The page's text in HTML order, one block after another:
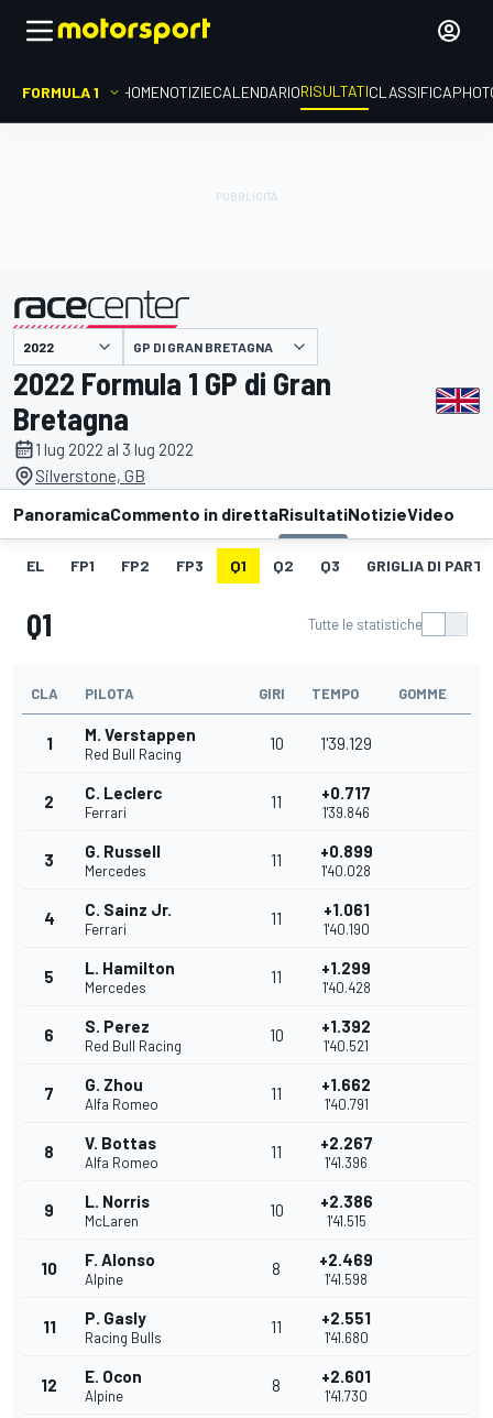
FORMULA 1 HOMENOTIZIECALENDARIORISULTATICLASSIFICA
presentato da GP DI GRAN BRETAGNA
2022 Formula 1 GP di Gran
Bretagna
1 lug 2022 al 3 lug 2022
Silverstone, GB
PanoramicaCommento in direttaRisultatiNotizieVideo
EL FP1 FP2 FP3 Q1 Q2 Q3 GRIGLIA DI
Q1 Tutte le statistiche
CLA PILOTA GIRI TEMPO GOMME
1 M. Verstappen
Red Bull Racing
10 1'39.129
2 C. Leclerc
Ferrari
11 +0.717
1'39.846
3 G. Russell
Mercedes
11 +0.899
1'40.028
4 C. Sainz Jr.
Ferrari
11 +1.061
1'40.190
5 L. Hamilton
Mercedes
11 +1.299
1'40.428
6 S. Perez
Red Bull Racing
10 +1.392
1'40.521
7 G. Zhou
Alfa Romeo
11 +1.662
1'40.791
8 V. Bottas
Alfa Romeo
11 +2.267
1'41.396
9 L. Norris
McLaren
10 +2.386
1'41.515
10 F. Alonso
Alpine
8 +2.469
1'41.598
11 P. Gasly
Racing Bulls
11 +2.551
1'41.680
12 E. Ocon
Alpine
8 +2.601
1'41.730